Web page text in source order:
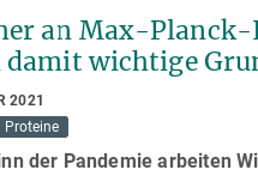
an Max-
damit wichtige
2021
Proteine
der Pandemie arbeiten